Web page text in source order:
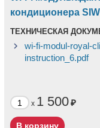
кондиционера
ТЕХНИЧЕСКАЯ
wi-fi-modul-royal-
instruction_6.pdf
x 1 500₽